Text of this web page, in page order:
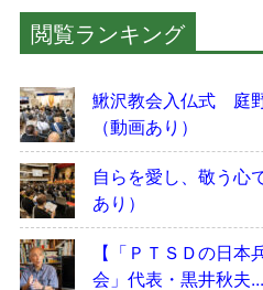
閲覧ランキング
鰍沢教会入仏式 庭
（動画あり）
自らを愛し、敬う
あり）
【「ＰＴＳＤの日
会」代表・黒井秋夫...